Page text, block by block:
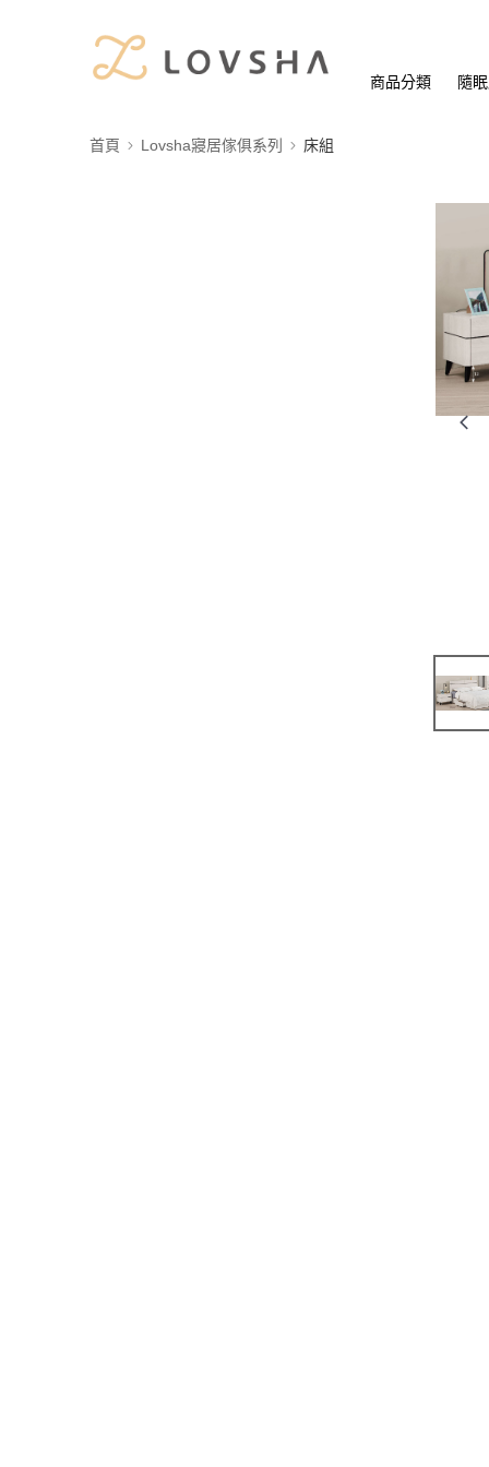
商品分類 隨
首頁 Lovsha寢居傢俱系列 床組